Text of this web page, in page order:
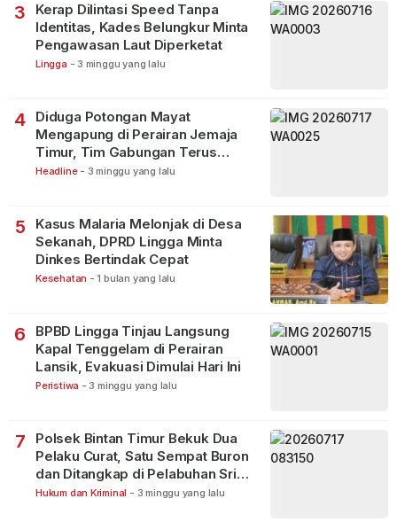
3
Kerap Dilintasi Speed Tanpa
Identitas, Kades Belungkur Minta
Pengawasan Laut Diperketat
Lingga - 3 minggu yang lalu
4
Diduga Potongan Mayat
Mengapung di Perairan Jemaja
Timur, Tim Gabungan Terus
Lakukan Pencarian
Headline - 3 minggu yang lalu
5
Kasus Malaria Melonjak di Desa
Sekanah, DPRD Lingga Minta
Dinkes Bertindak Cepat
Kesehatan - 1 bulan yang lalu
6
BPBD Lingga Tinjau Langsung
Kapal Tenggelam di Perairan
Lansik, Evakuasi Dimulai Hari Ini
Peristiwa - 3 minggu yang lalu
7
Polsek Bintan Timur Bekuk Dua
Pelaku Curat, Satu Sempat Buron
dan Ditangkap di Pelabuhan Sri
Bintan Pura
Hukum dan Kriminal - 3 minggu yang lalu